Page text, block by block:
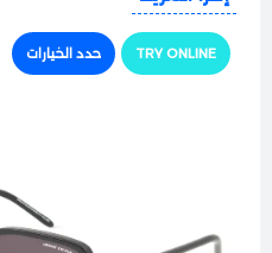
الجودة والراحة
النظارة بتيجي بإطار كامل
مواد عالية الجودة
مجهزة بعدسات أصلية راقية
TRY ONLINE حدد الخيارات